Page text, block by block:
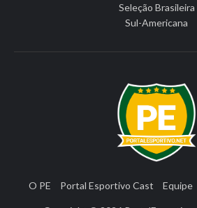
Seleção Brasileira
Sul-Americana
O PE Portal Esportivo Cast Equipe